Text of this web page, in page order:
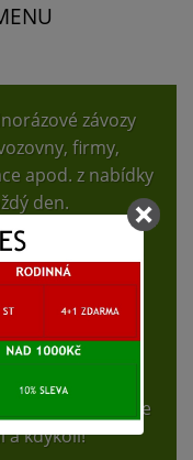
závozy
firmy,
apod. z nabídky
den.
doručení je
nejdéle v den
10:00h.
ON-LINE.
objednávejte
a kdykoli!